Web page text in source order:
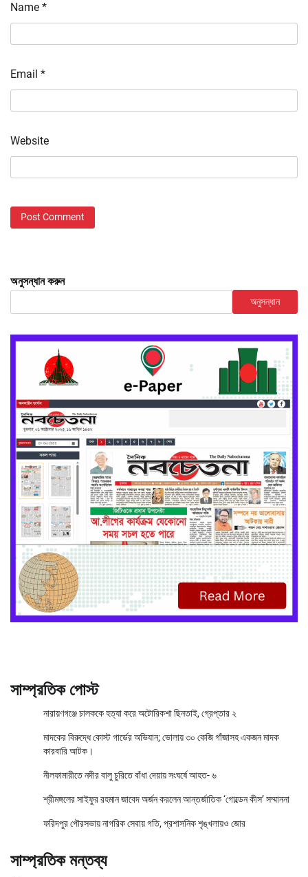
Name *
Email *
Website
অনুসন্ধান করুন
অনুসন্ধান
সাম্প্রতিক পোস্ট
নারায়ণগঞ্জে চালককে হত্যা করে অটোরিকশা ছিনতাই, গ্রেপ্তার ২
মাদকের বিরুদ্ধে কোস্ট গার্ডের অভিযান; ভোলায় ৩০ কেজি গাঁজাসহ একজন মাদক
কারবারি আটক।
নীলফামারীতে নদীর বালু চুরিতে বাঁধা দেয়ায় সংঘর্ষে আহত- ৬
শ্রীমঙ্গলের সাইফুর রহমান জাবেদ অর্জন করলেন আন্তর্জাতিক ‘গোল্ডেন কীস’ সম্মাননা
ফরিদপুর পৌরসভায় নাগরিক সেবায় গতি, প্রশাসনিক শৃঙ্খলায়ও জোর
সাম্প্রতিক মন্তব্য